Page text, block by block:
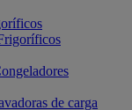
de carga